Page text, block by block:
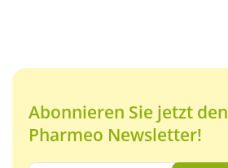
Abonnieren Sie jetzt den
Pharmeo Newsletter!